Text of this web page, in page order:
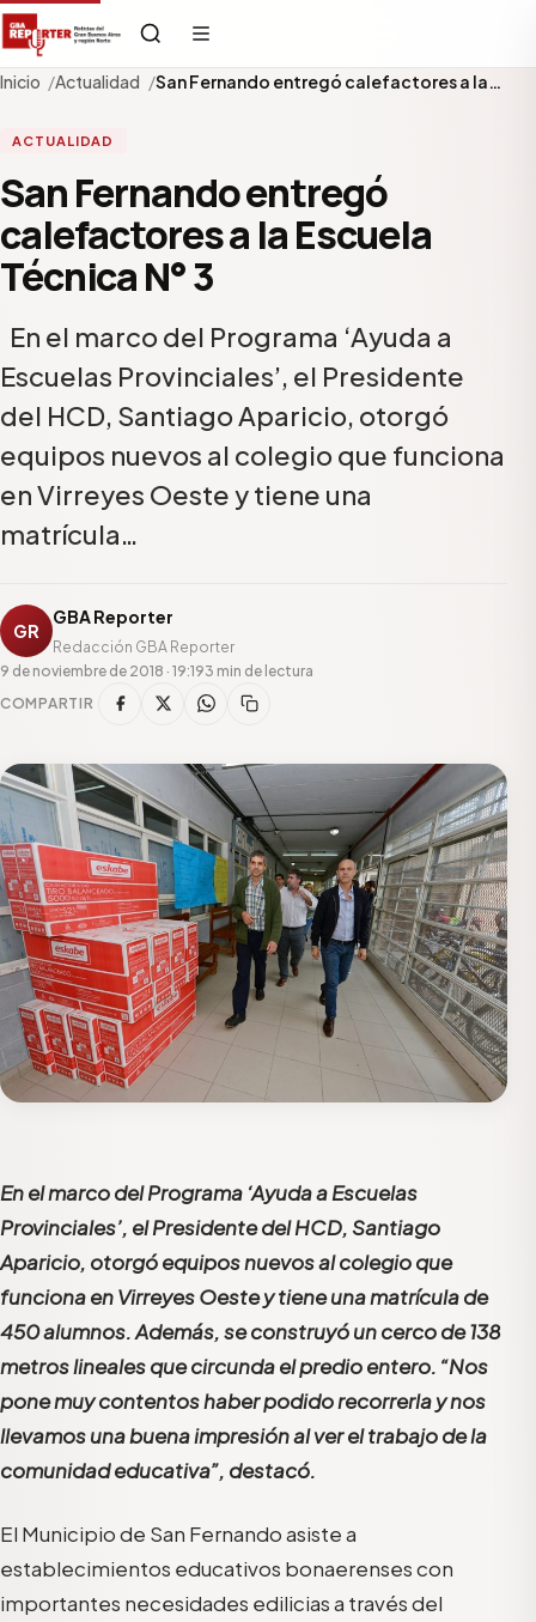
Inicio Actualidad San Fernando entregó calefactores a la…
ACTUALIDAD
San Fernando entregó
calefactores a la Escuela
Técnica N° 3
En el marco del Programa ‘Ayuda a
Escuelas Provinciales’, el Presidente
del HCD, Santiago Aparicio, otorgó
equipos nuevos al colegio que funciona
en Virreyes Oeste y tiene una
matrícula…
GR
GBA Reporter
Redacción GBA Reporter
9 de noviembre de 2018 · 19:193 min de lectura
COMPARTIR
En el marco del Programa ‘Ayuda a Escuelas
Provinciales’, el Presidente del HCD, Santiago
Aparicio, otorgó equipos nuevos al colegio que
funciona en Virreyes Oeste y tiene una matrícula de
450 alumnos. Además, se construyó un cerco de 138
metros lineales que circunda el predio entero. “Nos
pone muy contentos haber podido recorrerla y nos
llevamos una buena impresión al ver el trabajo de la
comunidad educativa”, destacó.
El Municipio de San Fernando asiste a
establecimientos educativos bonaerenses con
importantes necesidades edilicias a través del